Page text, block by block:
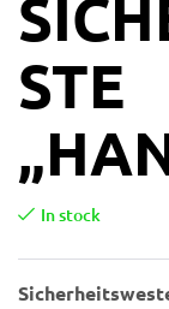
STE
In stock